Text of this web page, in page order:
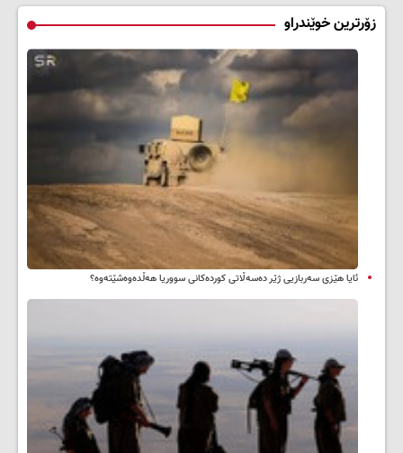
زۆرترین خوێندراو
ئایا هێزی سەربازیی ژێر دەسەڵاتی کوردەکانی سووریا هەڵدەوەشێتەوە؟